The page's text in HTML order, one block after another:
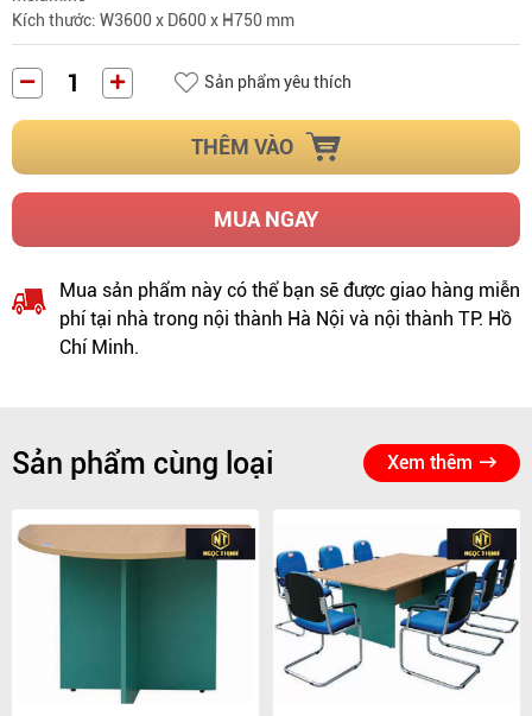
Kích thước: W3600 x D600 x H750 mm
Sản phẩm yêu thích
THÊM VÀO
MUA NGAY
Mua sản phẩm này có thể bạn sẽ được giao hàng miễn
phí tại nhà trong nội thành Hà Nội và nội thành TP. Hồ
Chí Minh.
Sản phẩm cùng loại Xem thêm